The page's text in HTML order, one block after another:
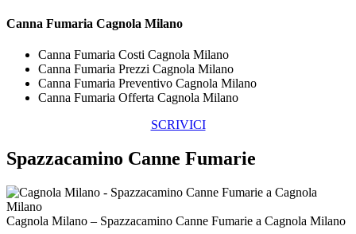
Canna Fumaria Cagnola Milano
Canna Fumaria Costi Cagnola Milano
Canna Fumaria Prezzi Cagnola Milano
Canna Fumaria Preventivo Cagnola Milano
Canna Fumaria Offerta Cagnola Milano
SCRIVICI
Spazzacamino Canne Fumarie
Cagnola Milano – Spazzacamino Canne Fumarie a Cagnola Milano